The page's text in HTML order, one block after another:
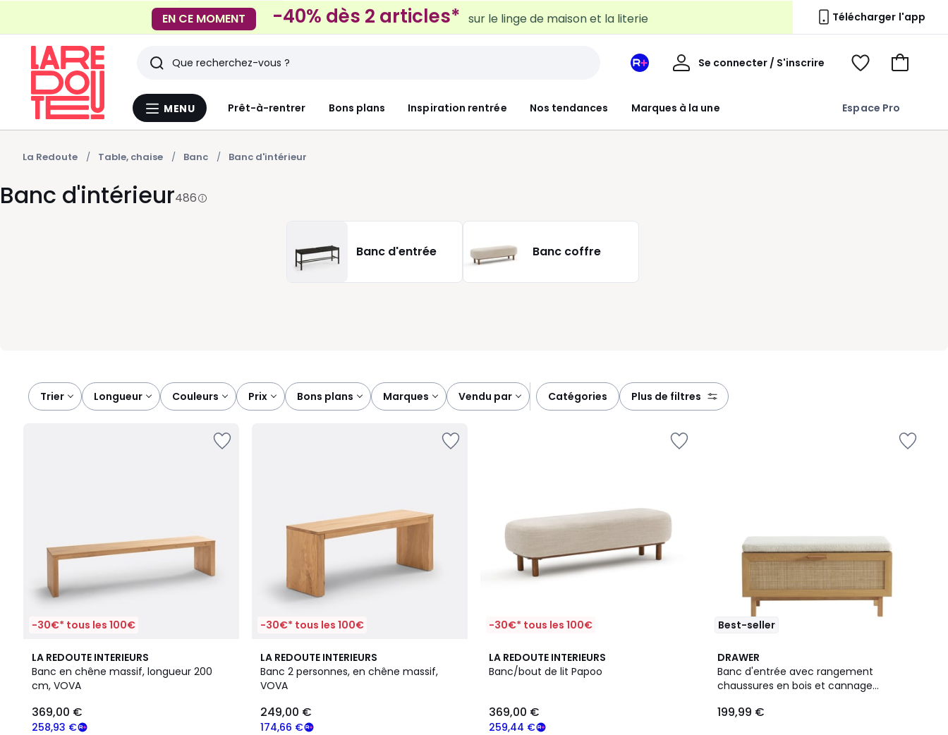
EN CE MOMENT
-40% dès 2 articles* sur le linge de maison et la literie Télécharger l'app
Menu
MENU Prêt-à-rentrer Bons plans Inspiration rentrée Nos tendances Marques à la une Espace Pro
Rechercher
Derniers
articles
vus
Mon
Redoute
Se connecter / S'inscrire
Mon
Voir
Voir
La Redoute Table, chaise Banc Banc d'intérieur
Banc d'intérieur486
Banc d'entrée Banc coffre
Trier longueur couleurs prix bons plans marques vendu par catégories plus de filtres
-30€* tous les 100€
LA REDOUTE INTERIEURS
Banc en chêne massif, longueur 200
cm, VOVA
€
souscrivez
258,93 €
369,00 €
4,7
/ 5
-30€* tous les 100€
LA REDOUTE INTERIEURS
Banc 2 personnes, en chêne massif,
VOVA
174,66 €
249,00 €
4,7
/ 5
-30€* tous les 100€
LA REDOUTE INTERIEURS
Banc/bout de lit Papoo
259,44 €
369,00 €
4,7
/ 5
Best-seller
DRAWER
Banc d'entrée avec rangement
chaussures en bois et cannage
199,99 €
4,5
/ 5